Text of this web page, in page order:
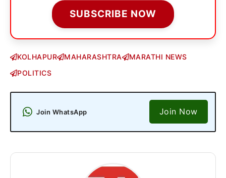
SUBSCRIBE NOW
KOLHAPUR MAHARASHTRA
MARATHI NEWS
POLITICS
Join WhatsApp Join Now